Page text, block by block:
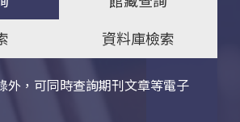
資料庫檢索
外，可同時查詢期刊文章等電子